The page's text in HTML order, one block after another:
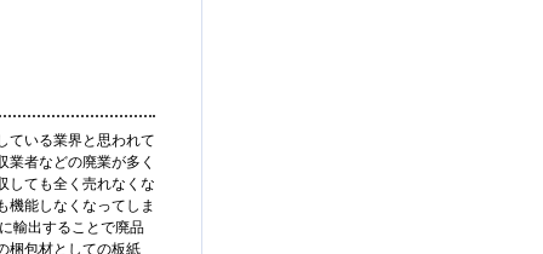
ている業界と思われて
業者などの廃業が多く
しても全く売れなくな
機能しなくなってしま
輸出することで廃品
梱包材としての板紙